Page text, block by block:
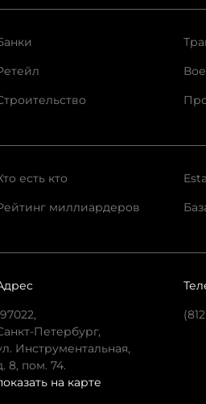
есть кто
миллиардеров
Петербург,
Инструментальная,
8, пом. 74.
на карте